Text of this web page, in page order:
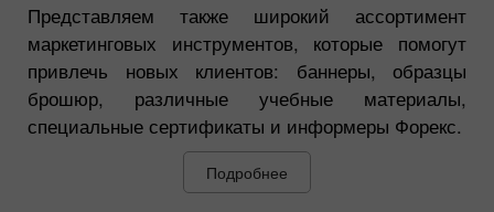
Представляем также широкий ассортимент
маркетинговых инструментов, которые помогут
привлечь новых клиентов: баннеры, образцы
брошюр, различные учебные материалы,
специальные сертификаты и информеры Форекс.
Подробнее